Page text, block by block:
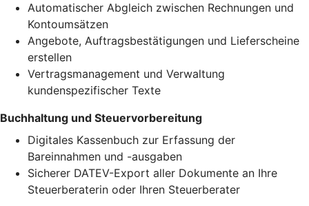
Automatischer Abgleich zwischen Rechnungen und
Kontoumsätzen
Angebote, Auftragsbestätigungen und Lieferscheine
erstellen
Vertragsmanagement und Verwaltung
kundenspezifischer Texte
Buchhaltung und Steuervorbereitung
Digitales Kassenbuch zur Erfassung der
Bareinnahmen und -ausgaben
Sicherer DATEV-Export aller Dokumente an Ihre
Steuerberaterin oder Ihren Steuerberater